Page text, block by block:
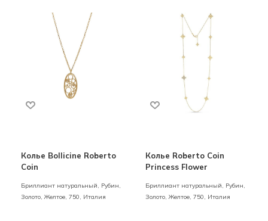
Колье Bollicine Roberto
Coin
Бриллиант натуральный, Рубин,
Золото, Желтое, 750, Италия
Колье Roberto Coin
Princess Flower
Бриллиант натуральный, Рубин,
Золото, Желтое, 750, Италия